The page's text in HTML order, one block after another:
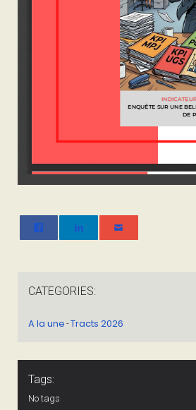
CATEGORIES:
A la une -Tracts 2026
Tags:
No tags